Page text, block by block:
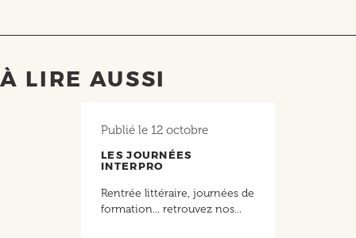
À LIRE AUSSI
Publié le 12 octobre
LES JOURNÉES
INTERPRO
Rentrée littéraire, journées de
formation... retrouvez nos...